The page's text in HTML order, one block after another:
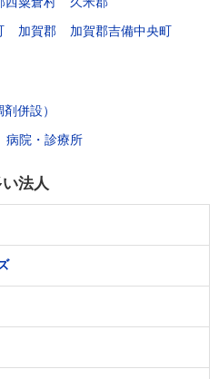
加賀郡 加賀郡吉備中央町
併設）
病院・診療所
い法人